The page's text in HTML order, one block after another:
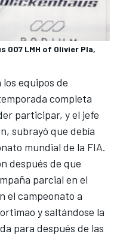
007 LMH of Olivier Pla,
equipos de
completa
participar, y el jefe
subrayó que debía
mundial de la FIA.
después de que
parcial en el
el campeonato a
y saltándose la
para después de las